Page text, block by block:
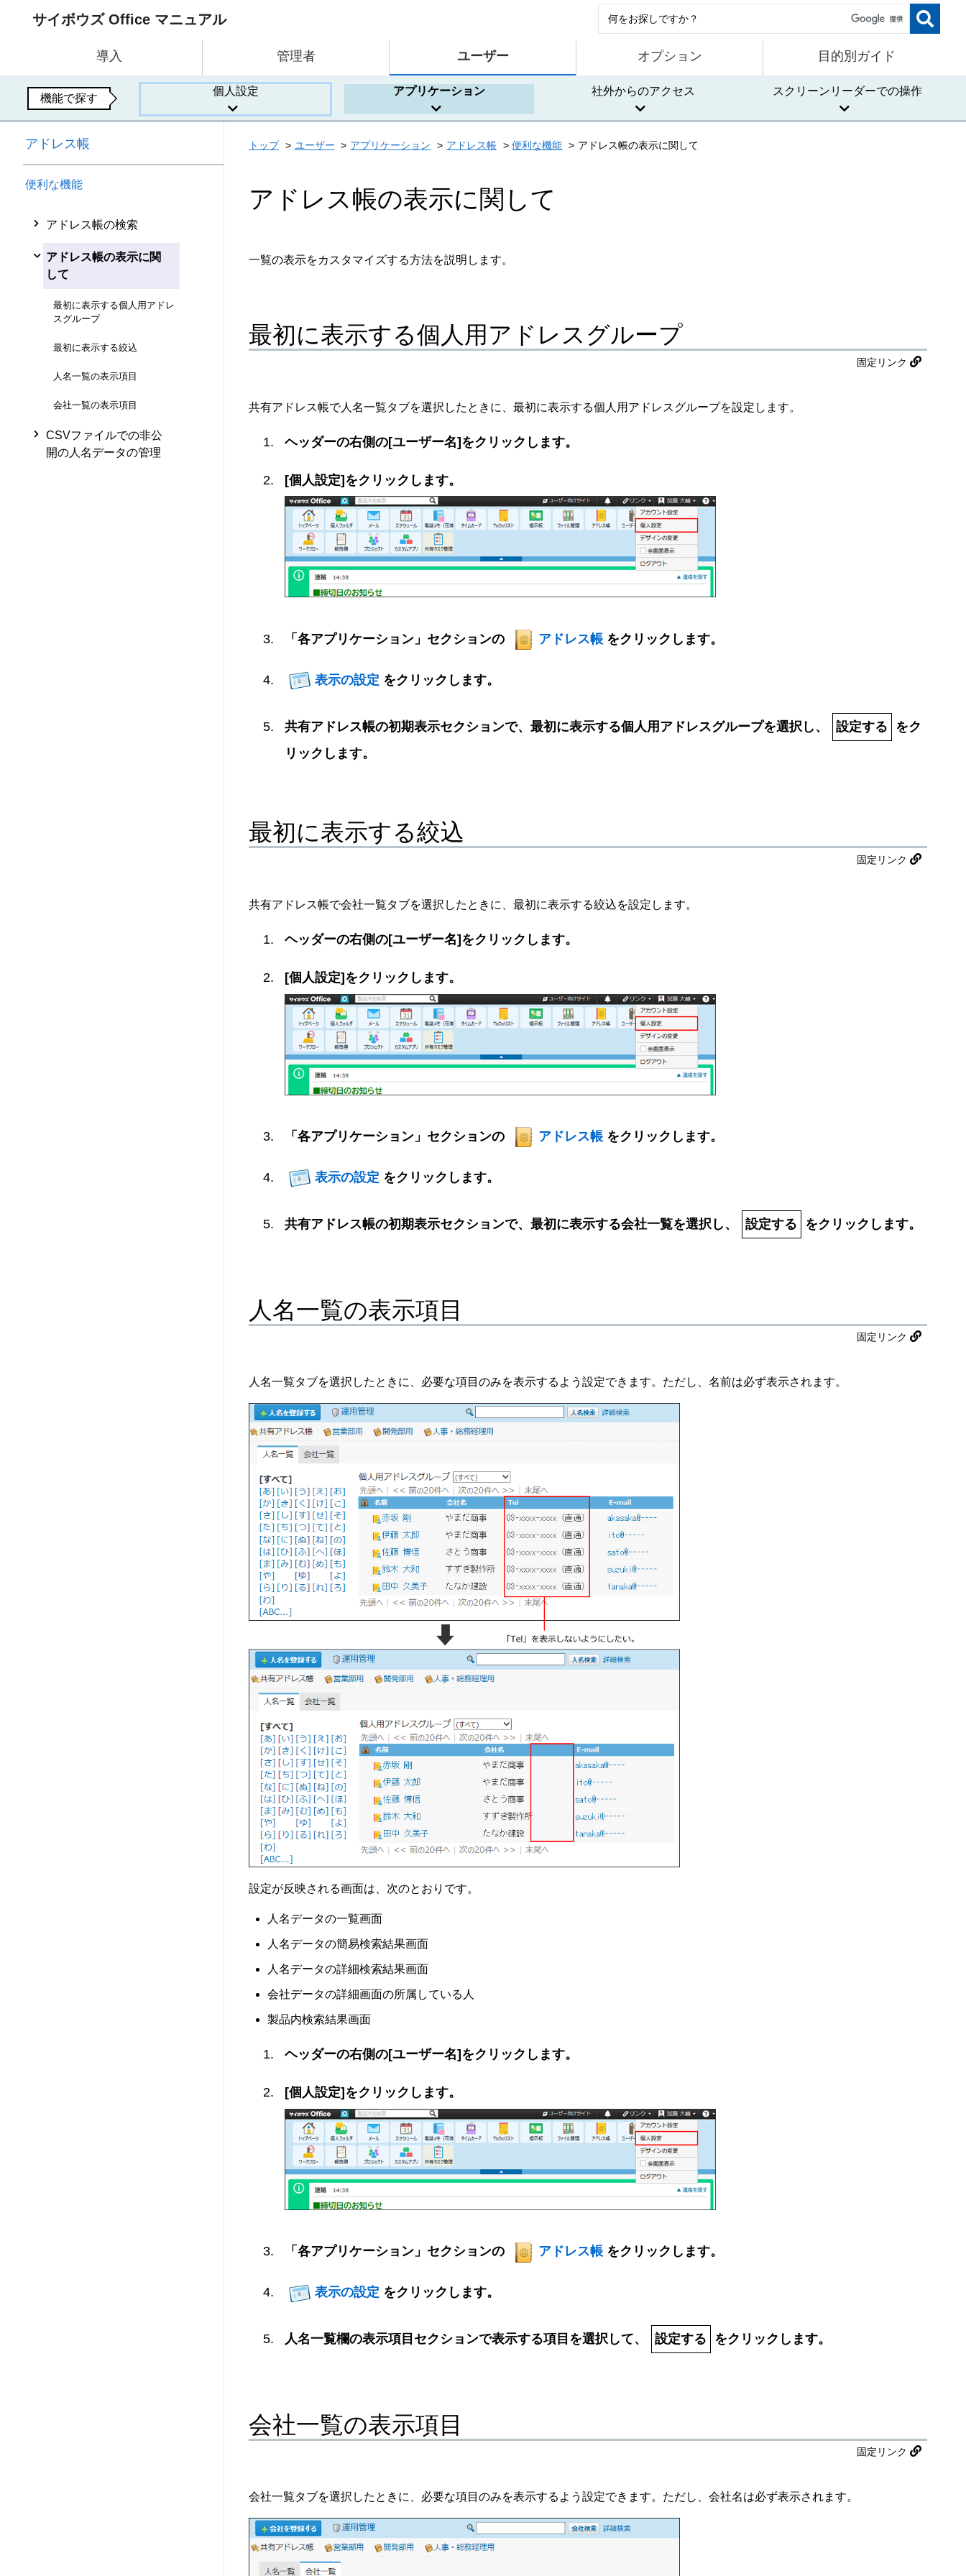
サイボウズ Office マニュアル
導入 管理者 ユーザー オプション 目的別ガイド
機能で探す
個人設定 アプリケーション 社外からのアクセス スクリーンリーダーでの操作
アドレス帳
便利な機能
アドレス帳の検索
アドレス帳の表示に関
して
最初に表示する個人用アドレ
スグループ
最初に表示する絞込
人名一覧の表示項目
会社一覧の表示項目
CSVファイルでの非公
開の人名データの管理
トップ ユーザー アプリケーション アドレス帳 便利な機能 アドレス帳の表示に関して
アドレス帳の表示に関して
一覧の表示をカスタマイズする方法を説明します。
最初に表示する個人用アドレスグループ
固定リンク
共有アドレス帳で人名一覧タブを選択したときに、最初に表示する個人用アドレスグループを設定します。
ヘッダーの右側の[ユーザー名]をクリックします。
[個人設定]をクリックします。
「各アプリケーション」セクションの アドレス帳 をクリックします。
表示の設定 をクリックします。
共有アドレス帳の初期表示セクションで、最初に表示する個人用アドレスグループを選択し、 設定する
をク
リックします。
最初に表示する絞込
固定リンク
共有アドレス帳で会社一覧タブを選択したときに、最初に表示する絞込を設定します。
ヘッダーの右側の[ユーザー名]をクリックします。
[個人設定]をクリックします。
「各アプリケーション」セクションの アドレス帳 をクリックします。
表示の設定 をクリックします。
共有アドレス帳の初期表示セクションで、最初に表示する会社一覧を選択し、 設定する をクリックします。
人名一覧の表示項目
固定リンク
人名一覧タブを選択したときに、必要な項目のみを表示するよう設定できます。ただし、名前は必ず表示されます。
設定が反映される画面は、次のとおりです。
人名データの一覧画面
人名データの簡易検索結果画面
人名データの詳細検索結果画面
会社データの詳細画面の所属している人
製品内検索結果画面
ヘッダーの右側の[ユーザー名]をクリックします。
[個人設定]をクリックします。
「各アプリケーション」セクションの アドレス帳 をクリックします。
表示の設定 をクリックします。
人名一覧欄の表示項目セクションで表示する項目を選択して、 設定する をクリックします。
会社一覧の表示項目
固定リンク
会社一覧タブを選択したときに、必要な項目のみを表示するよう設定できます。ただし、会社名は必ず表示されます。